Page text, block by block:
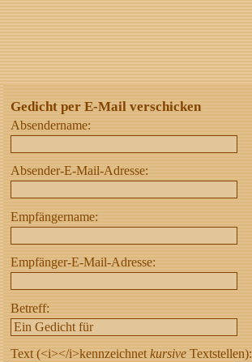
Gedicht per E-Mail verschicken
Absendername:
Absender-E-Mail-Adresse:
Empfängername:
Empfänger-E-Mail-Adresse:
Betreff:
Text (<i></i>kennzeichnetkursive Textstellen):